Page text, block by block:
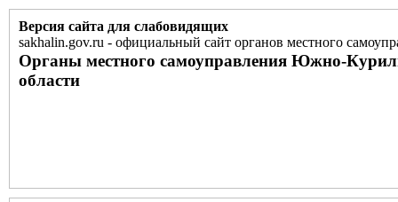
Версия сайта для слабовидящих
sakhalin.gov.ru - официальный сайт органов местного
Органы местного самоуправления Южно-
области